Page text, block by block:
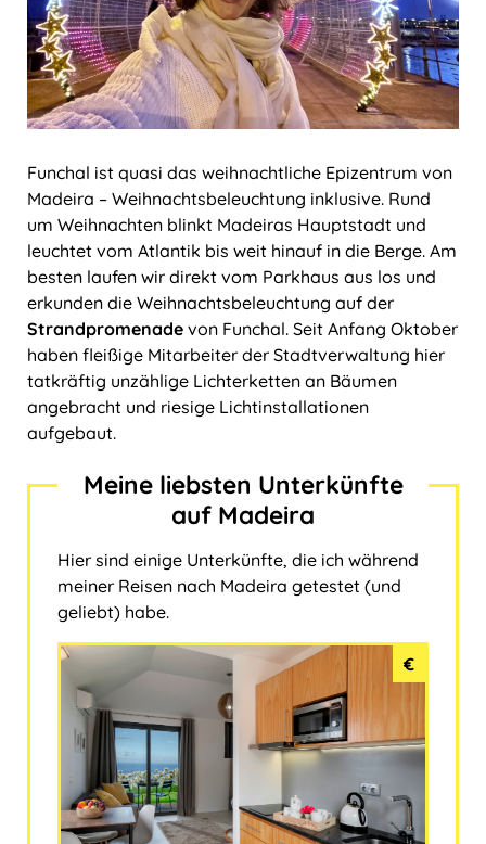
Funchal ist quasi das weihnachtliche Epizentrum von
Madeira ‒ Weihnachtsbeleuchtung inklusive. Rund
um Weihnachten blinkt Madeiras Hauptstadt und
leuchtet vom Atlantik bis weit hinauf in die Berge. Am
besten laufen wir direkt vom Parkhaus aus los und
erkunden die Weihnachtsbeleuchtung auf der
Strandpromenade von Funchal. Seit Anfang Oktober
haben fleißige Mitarbeiter der Stadtverwaltung hier
tatkräftig unzählige Lichterketten an Bäumen
angebracht und riesige Lichtinstallationen
aufgebaut.
Meine liebsten Unterkünfte
auf Madeira
Hier sind einige Unterkünfte, die ich während
meiner Reisen nach Madeira getestet (und
geliebt) habe.
€